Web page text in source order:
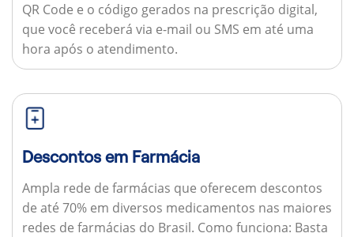
QR Code e o código gerados na prescrição digital,
que você receberá via e-mail ou SMS em até uma
hora após o atendimento.
Descontos em Farmácia
Ampla rede de farmácias que oferecem descontos
de até 70% em diversos medicamentos nas maiores
redes de farmácias do Brasil. Como funciona: Basta